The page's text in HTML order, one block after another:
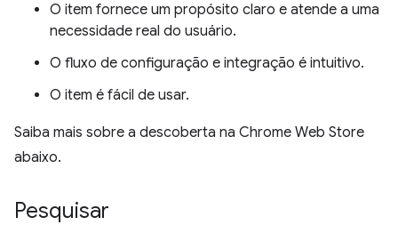
O item fornece um propósito claro e atende a uma
necessidade real do usuário.
O fluxo de configuração e integração é intuitivo.
O item é fácil de usar.
Saiba mais sobre a descoberta na Chrome Web Store
abaixo.
Pesquisar